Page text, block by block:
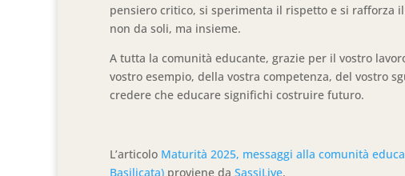
pensiero critico, si sperimenta il rispetto e si rafforza
non da soli, ma insieme.
A tutta la comunità educante, grazie per il vostro
vostro esempio, della vostra competenza, del vostro
credere che educare significhi costruire futuro.
L’articolo Maturità 2025, messaggi alla comunità
Basilicata) proviene da SassiLive.